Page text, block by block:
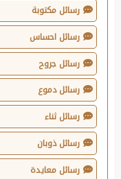
رسائل مكتوبة
رسائل احساس
رسائل جروح
رسائل دموع
رسائل ثناء
رسائل ذوبان
رسائل معايدة